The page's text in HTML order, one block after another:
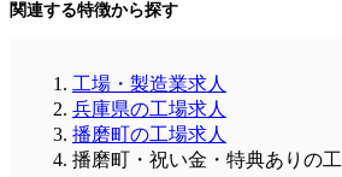
関連する特徴から探す
工場・製造業求人
兵庫県の工場求人
播磨町の工場求人
播磨町・祝い金・特典ありの